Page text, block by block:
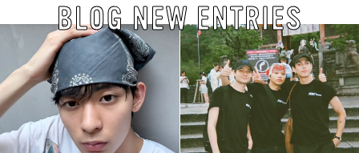
BLOG NEW ENTRIES